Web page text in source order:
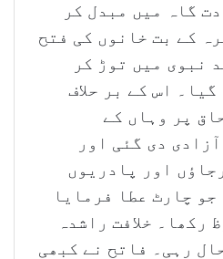
گاہ میں مبدل کر
کے بت خانوں کی فتح
نبوی میں توڑ کر
اس کے بر حلاف
پر وہاں کے
دی گئی اور
اور پادریوں
چارٹ عطا فرمایا
رکھا۔ خلافت راشدہ
رہی۔ فاتح نے کبھی